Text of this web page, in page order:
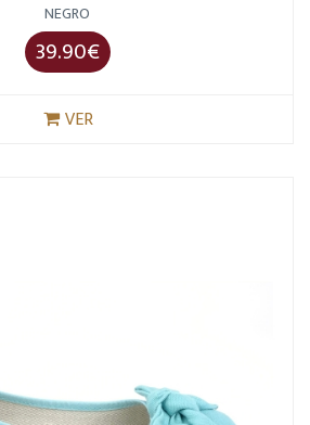
NEGRO
39.90€
VER